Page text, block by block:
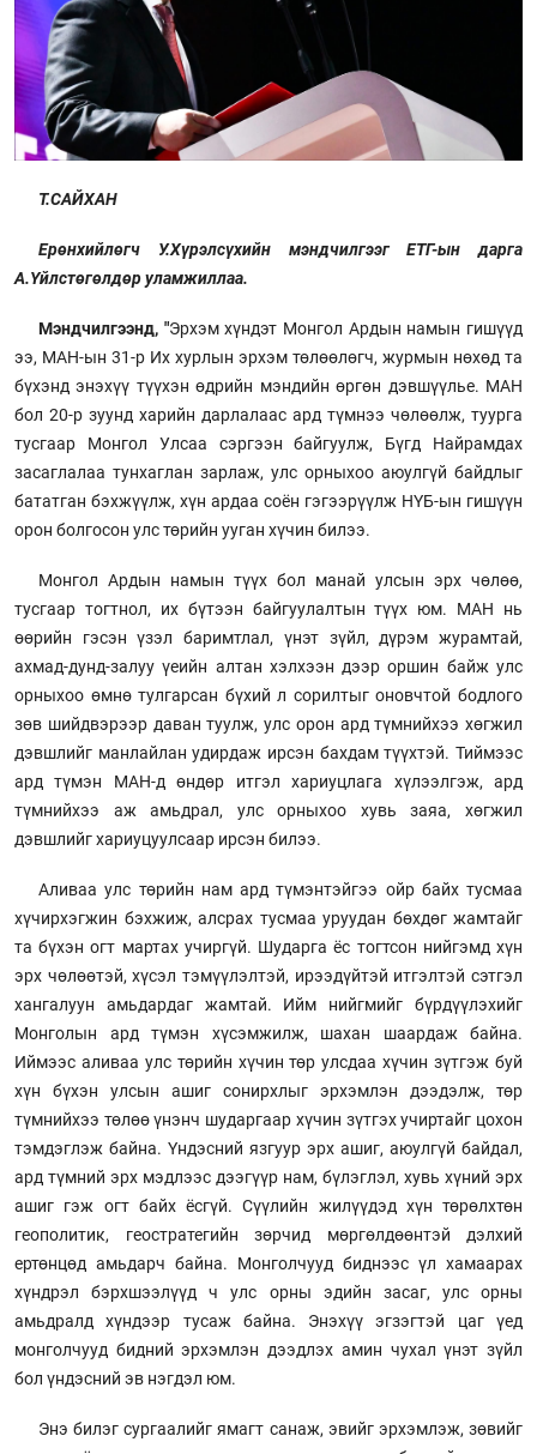
Т.САЙХАН
Ерөнхийлөгч У.Хүрэлсүхийн мэндчилгээг ЕТГ-ын дарга
А.Үйлстөгөлдөр уламжиллаа.
Мэндчилгээнд, "Эрхэм хүндэт Монгол Ардын намын гишүүд
ээ, МАН-ын 31-р Их хурлын эрхэм төлөөлөгч, журмын нөхөд та
бүхэнд энэхүү түүхэн өдрийн мэндийн өргөн дэвшүүлье. МАН
бол 20-р зуунд харийн дарлалаас ард түмнээ чөлөөлж, туурга
тусгаар Монгол Улсаа сэргээн байгуулж, Бүгд Найрамдах
засаглалаа тунхаглан зарлаж, улс орныхоо аюулгүй байдлыг
бататган бэхжүүлж, хүн ардаа соён гэгээрүүлж НҮБ-ын гишүүн
орон болгосон улс төрийн ууган хүчин билээ.
Монгол Ардын намын түүх бол манай улсын эрх чөлөө,
тусгаар тогтнол, их бүтээн байгуулалтын түүх юм. МАН нь
өөрийн гэсэн үзэл баримтлал, үнэт зүйл, дүрэм журамтай,
ахмад-дунд-залуу үеийн алтан хэлхээн дээр оршин байж улс
орныхоо өмнө тулгарсан бүхий л сорилтыг оновчтой бодлого
зөв шийдвэрээр даван туулж, улс орон ард түмнийхээ хөгжил
дэвшлийг манлайлан удирдаж ирсэн бахдам түүхтэй. Тиймээс
ард түмэн МАН-д өндөр итгэл хариуцлага хүлээлгэж, ард
түмнийхээ аж амьдрал, улс орныхоо хувь заяа, хөгжил
дэвшлийг хариуцуулсаар ирсэн билээ.
Аливаа улс төрийн нам ард түмэнтэйгээ ойр байх тусмаа
хүчирхэгжин бэхжиж, алсрах тусмаа уруудан бөхдөг жамтайг
та бүхэн огт мартах учиргүй. Шударга ёс тогтсон нийгэмд хүн
эрх чөлөөтэй, хүсэл тэмүүлэлтэй, ирээдүйтэй итгэлтэй сэтгэл
хангалуун амьдардаг жамтай. Ийм нийгмийг бүрдүүлэхийг
Монголын ард түмэн хүсэмжилж, шахан шаардаж байна.
Иймээс аливаа улс төрийн хүчин төр улсдаа хүчин зүтгэж буй
хүн бүхэн улсын ашиг сонирхлыг эрхэмлэн дээдэлж, төр
түмнийхээ төлөө үнэнч шударгаар хүчин зүтгэх учиртайг цохон
тэмдэглэж байна. Үндэсний язгуур эрх ашиг, аюулгүй байдал,
ард түмний эрх мэдлээс дээгүүр нам, бүлэглэл, хувь хүний эрх
ашиг гэж огт байх ёсгүй. Сүүлийн жилүүдэд хүн төрөлхтөн
геополитик, геостратегийн зөрчид мөргөлдөөнтэй дэлхий
ертөнцөд амьдарч байна. Монголчууд биднээс үл хамаарах
хүндрэл бэрхшээлүүд ч улс орны эдийн засаг, улс орны
амьдралд хүндээр тусаж байна. Энэхүү эгзэгтэй цаг үед
монголчууд бидний эрхэмлэн дээдлэх амин чухал үнэт зүйл
бол үндэсний эв нэгдэл юм.
Энэ билэг сургаалийг ямагт санаж, эвийг эрхэмлэж, зөвийг